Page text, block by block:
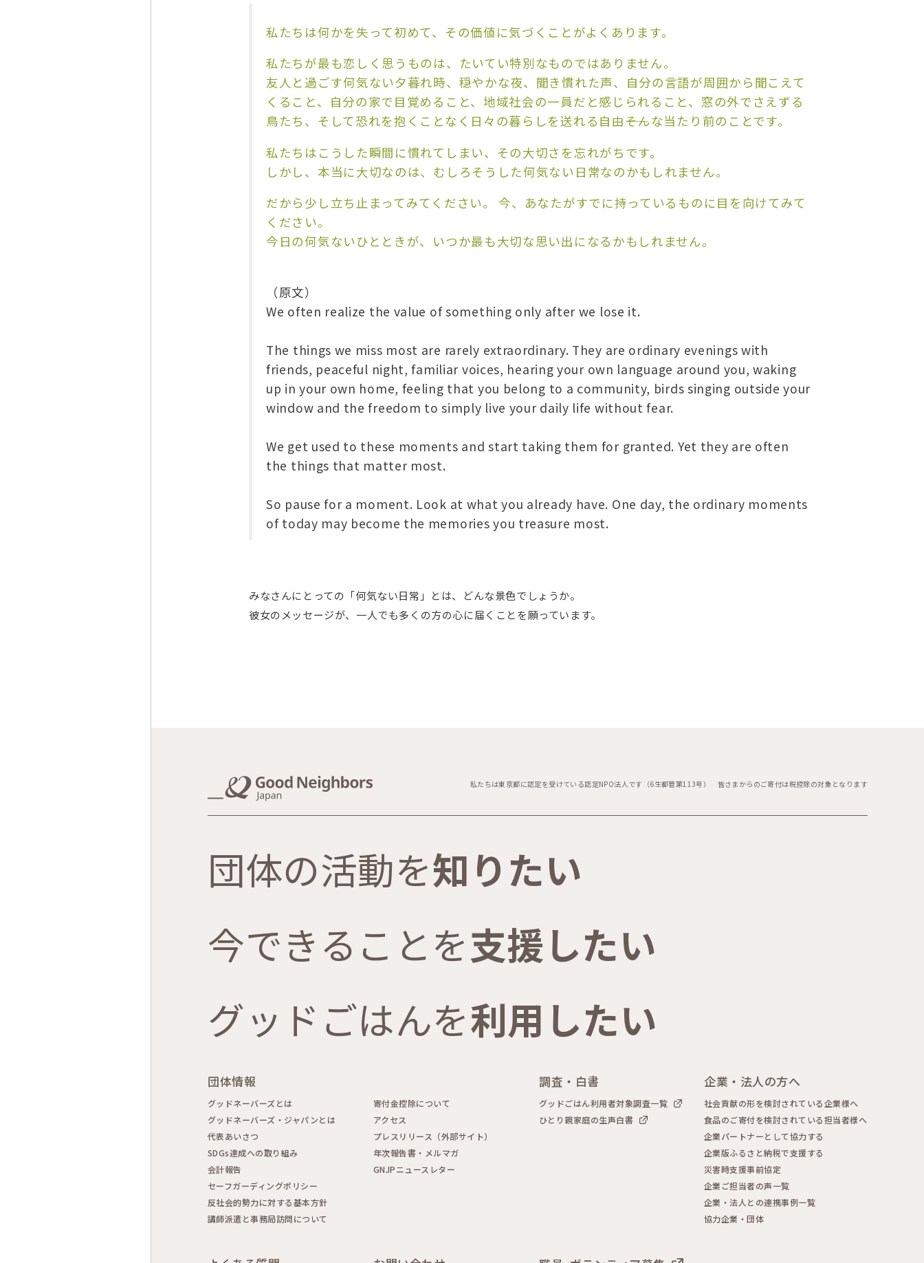
私たちは何かを失って初めて、その価値に気づくことがよくあります。
私たちが最も恋しく思うものは、たいてい特別なものではありません。
友人と過ごす何気ない夕暮れ時、穏やかな夜、聞き慣れた声、自分の言語が周囲から聞こえて
くること、自分の家で目覚めること、地域社会の一員だと感じられること、窓の外でさえずる
鳥たち、そして恐れを抱くことなく日々の暮らしを送れる自由――そんな当たり前のことです。
私たちはこうした瞬間に慣れてしまい、その大切さを忘れがちです。
しかし、本当に大切なのは、むしろそうした何気ない日常なのかもしれません。
だから少し立ち止まってみてください。 今、あなたがすでに持っているものに目を向けてみて
ください。
今日の何気ないひとときが、いつか最も大切な思い出になるかもしれません。
（原文）
We often realize the value of something only after we lose it.
The things we miss most are rarely extraordinary. They are ordinary evenings with
friends, peaceful night, familiar voices, hearing your own language around you, waking
up in your own home, feeling that you belong to a community, birds singing outside your
window and the freedom to simply live your daily life without fear.
We get used to these moments and start taking them for granted. Yet they are often
the things that matter most.
So pause for a moment. Look at what you already have. One day, the ordinary moments
of today may become the memories you treasure most.
みなさんにとっての「何気ない日常」とは、どんな景色でしょうか。
彼女のメッセージが、一人でも多くの方の心に届くことを願っています。
私たちは東京都に認定を受けている認定NPO法人です（6生都管第113号） 皆さまからのご寄付は税控除の対象となります
団体の活動を知りたい
今できることを支援したい
グッドごはんを利用したい
団体情報
グッドネーバーズとは
グッドネーバーズ・ジャパンとは
代表あいさつ
SDGs達成への取り組み
会計報告
セーフガーディングポリシー
反社会的勢力に対する基本方針
講師派遣と事務局訪問について
寄付金控除について
アクセス
プレスリリース（外部サイト）
年次報告書・メルマガ
GNJPニュースレター
調査・白書
グッドごはん利用者対象調査一覧
ひとり親家庭の生声白書
企業・法人の方へ
社会貢献の形を検討されている企業様へ
食品のご寄付を検討されている担当者様へ
企業パートナーとして協力する
企業版ふるさと納税で支援する
災害時支援事前協定
企業ご担当者の声一覧
企業・法人との連携事例一覧
協力企業・団体